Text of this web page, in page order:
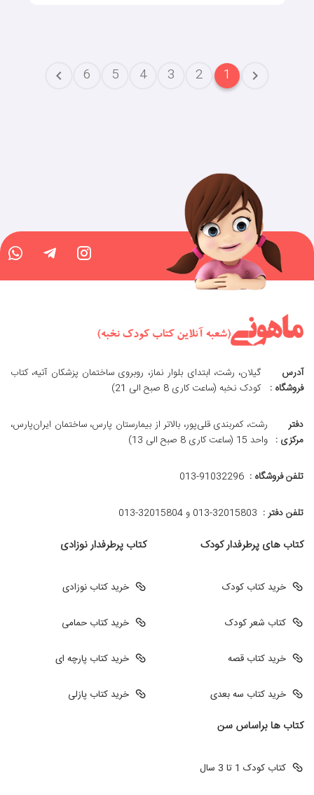
1
2
3
4
5
6
آدرس
فروشگاه :
گیلان، رشت، ابتدای بلوار نماز، روبروی ساختمان پزشکان آتیه، کتاب
کودک نخبه (ساعت کاری 8 صبح الی 21)
دفتر
مرکزی :
رشت، کمربندی قلی‌پور، بالاتر از بیمارستان پارس، ساختمان ایران‌پارس،
واحد 15 (ساعت کاری 8 صبح الی 13)
تلفن فروشگاه : 013-91032296
تلفن دفتر : 013-32015803 و 32015804-013
کتاب های پرطرفدار کودک
خرید کتاب کودک
کتاب شعر کودک
خرید کتاب قصه
خرید کتاب سه بعدی
کتاب پرطرفدار نوزادی
خرید کتاب نوزادی
خرید کتاب حمامی
خرید کتاب پارچه ای
خرید کتاب پازلی
کتاب ها براساس سن
کتاب کودک 1 تا 3 سال